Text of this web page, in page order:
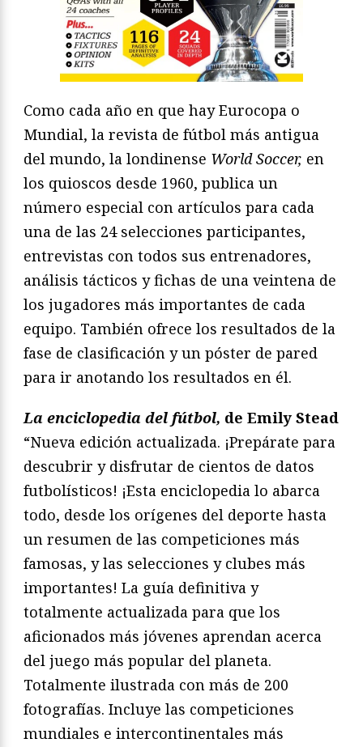
Como cada año en que hay Eurocopa o
Mundial, la revista de fútbol más antigua
del mundo, la londinense World Soccer, en
los quioscos desde 1960, publica un
número especial con artículos para cada
una de las 24 selecciones participantes,
entrevistas con todos sus entrenadores,
análisis tácticos y fichas de una veintena de
los jugadores más importantes de cada
equipo. También ofrece los resultados de la
fase de clasificación y un póster de pared
para ir anotando los resultados en él.
La enciclopedia del fútbol, de Emily Stead
“Nueva edición actualizada. ¡Prepárate para
descubrir y disfrutar de cientos de datos
futbolísticos! ¡Esta enciclopedia lo abarca
todo, desde los orígenes del deporte hasta
un resumen de las competiciones más
famosas, y las selecciones y clubes más
importantes! La guía definitiva y
totalmente actualizada para que los
aficionados más jóvenes aprendan acerca
del juego más popular del planeta.
Totalmente ilustrada con más de 200
fotografías. Incluye las competiciones
mundiales e intercontinentales más